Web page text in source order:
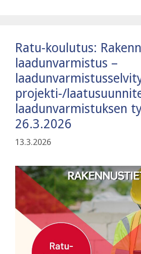
Ratu-koulutus:
laadunvarmistus –
projekti-/
laadunvarmistuksen
26.3.2026
13.3.2026